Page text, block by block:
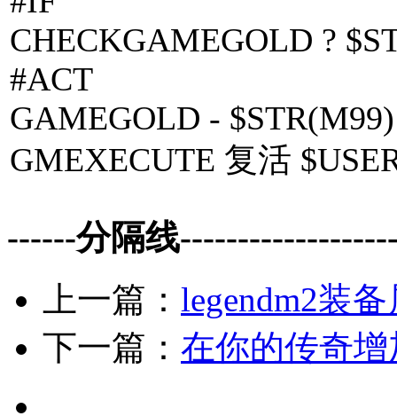
CHECKGAMEGOLD ?
#ACT
GAMEGOLD - $STR(M99)
GMEXECUTE 复活
------分隔线
上一篇： legendm2装
下一篇： 在你的传奇